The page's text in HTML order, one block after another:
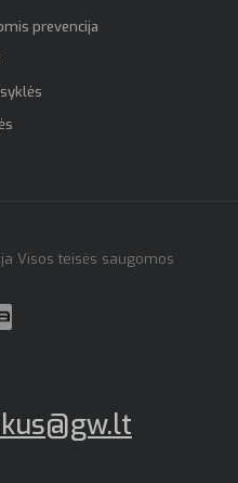
prevencija
Visos teisės saugomos